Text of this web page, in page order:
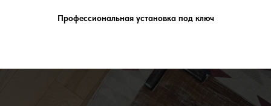
Профессиональная установка под ключ